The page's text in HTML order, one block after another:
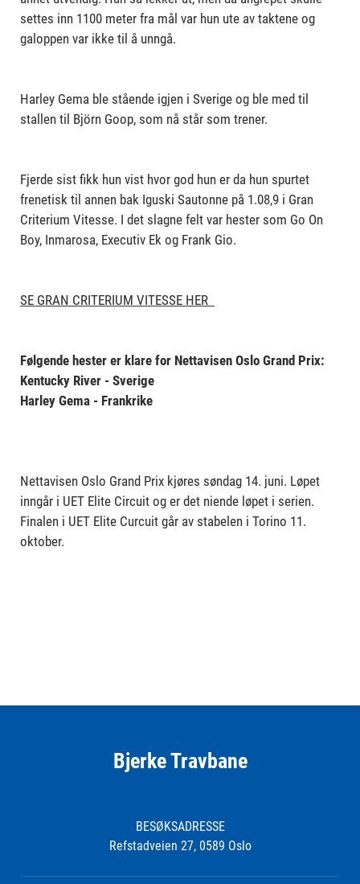
settes inn 1100 meter fra mål var hun ute av taktene og
galoppen var ikke til å unngå.
Harley Gema ble stående igjen i Sverige og ble med til
stallen til Björn Goop, som nå står som trener.
Fjerde sist fikk hun vist hvor god hun er da hun spurtet
frenetisk til annen bak Iguski Sautonne på 1.08,9 i Gran
Criterium Vitesse. I det slagne felt var hester som Go On
Boy, Inmarosa, Executiv Ek og Frank Gio.
SE GRAN CRITERIUM VITESSE HER
Følgende hester er klare for Nettavisen Oslo Grand Prix:
Kentucky River - Sverige
Harley Gema - Frankrike
Nettavisen Oslo Grand Prix kjøres søndag 14. juni. Løpet
inngår i UET Elite Circuit og er det niende løpet i serien.
Finalen i UET Elite Curcuit går av stabelen i Torino 11.
oktober.
Bjerke Travbane
BESØKSADRESSE
Refstadveien 27, 0589 Oslo